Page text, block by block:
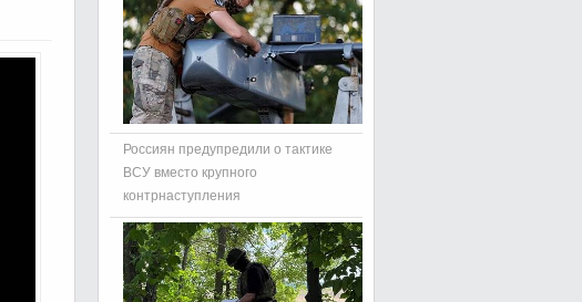
Россиян предупредили о тактике
ВСУ вместо крупного
контрнаступления